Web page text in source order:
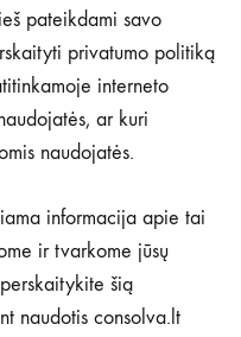
pateikdami savo
privatumo politiką
interneto
ar kuri
naudojatės.
informacija apie tai
ir tvarkome jūsų
šią
naudotis consolva.lt